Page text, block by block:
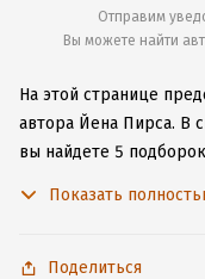
Отправим
Вы можете найти
На этой странице
автора Йена Пирса. В
вы найдете 5
чтобы не
Показать
Поделиться